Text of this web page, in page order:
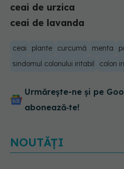
ceai de urzica
ceai de lavanda
ceai plante curcumă menta
sindomul colonului iritabil
colon
Urmărește-ne și pe
abonează‑te!
NOUTĂȚI